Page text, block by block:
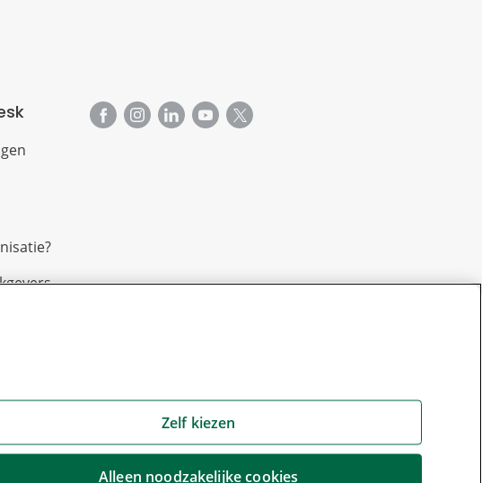
Zelf kiezen
Alleen noodzakelijke cookies